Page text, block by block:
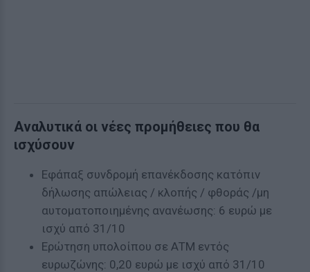
Αναλυτικά οι νέες προμήθειες που θα
ισχύσουν
Εφάπαξ συνδρομή επανέκδοσης κατόπιν
δήλωσης απώλειας / κλοπής / φθοράς /μη
αυτοματοποιημένης ανανέωσης: 6 ευρώ με
ισχύ από 31/10
Ερώτηση υπολοίπου σε ΑΤΜ εντός
ευρωζώνης: 0,20 ευρώ με ισχύ από 31/10